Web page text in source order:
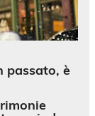
passato, è